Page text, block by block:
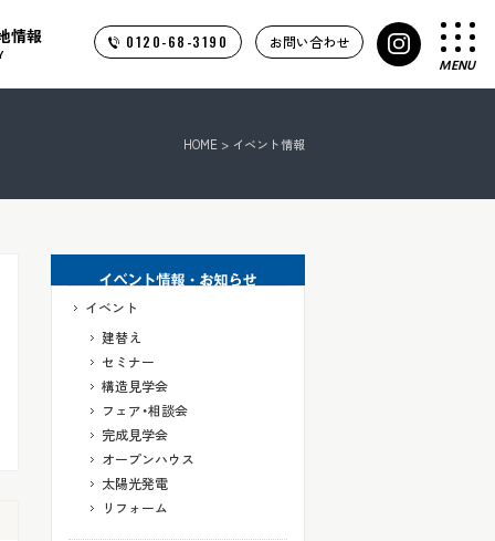
情報 0120-68-3190 お問い合わせ
MENU
HOME > イベント情報
イベント
建替え
セミナー
構造見学会
フェア・相談会
完成見学会
オープンハウス
太陽光発電
リフォーム